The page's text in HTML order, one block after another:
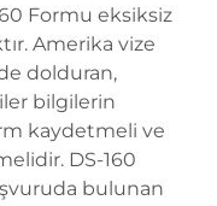
Formu eksiksiz
Amerika vize
dolduran,
bilgilerin
kaydetmeli ve
DS-160
bulunan